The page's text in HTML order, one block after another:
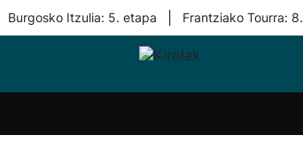
Burgosko Itzulia: 5. etapa Frantziako Tourra:
Taldeak